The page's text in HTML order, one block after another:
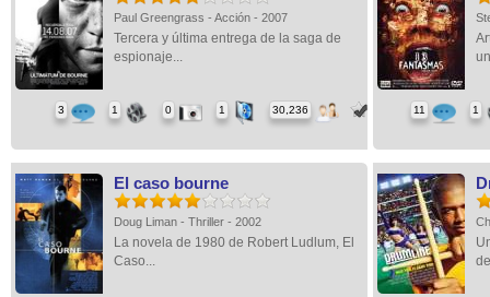
Paul Greengrass - Acción - 2007
Tercera y última entrega de la saga de
espionaje...
3 1 0 1 30,236 11 1
El caso bourne
Doug Liman - Thriller - 2002
La novela de 1980 de Robert Ludlum, El
Caso...